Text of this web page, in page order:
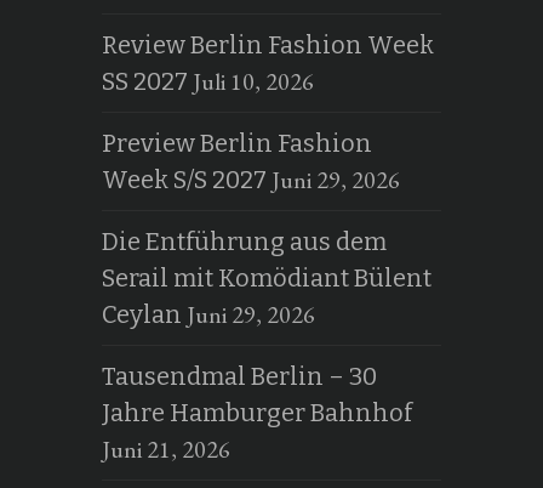
Review Berlin Fashion Week
SS 2027 Juli 10, 2026
Preview Berlin Fashion
Week S/S 2027 Juni 29, 2026
Die Entführung aus dem
Serail mit Komödiant Bülent
Ceylan Juni 29, 2026
Tausendmal Berlin – 30
Jahre Hamburger Bahnhof
Juni 21, 2026